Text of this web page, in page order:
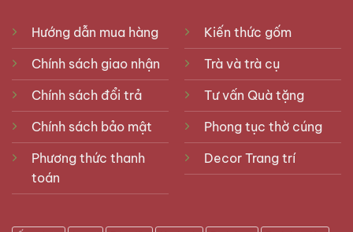
Hướng dẫn mua hàng
Chính sách giao nhận
Chính sách đổi trả
Chính sách bảo mật
Phương thức thanh
toán
Kiến thức gốm
Trà và trà cụ
Tư vấn Quà tặng
Phong tục thờ cúng
Decor Trang trí